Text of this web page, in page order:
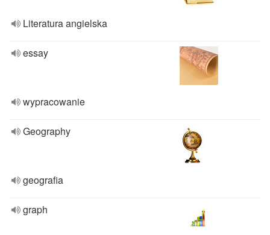
Literatura angielska
essay
wypracowanie
Geography
geografia
graph